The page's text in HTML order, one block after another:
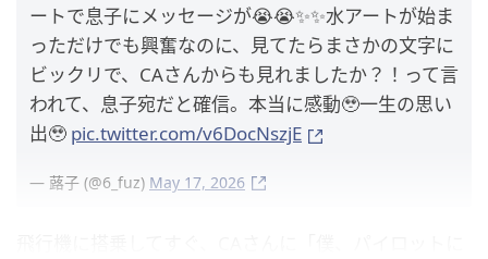
ートで息子にメッセージが😭😭✨✨水アートが始ま
っただけでも興奮なのに、見てたらまさかの文字に
ビックリで、CAさんからも見れましたか？！って言
われて、息子宛だと確信。本当に感動🥹一生の思い
出🥹 pic.twitter.com/v6DocNszjE
— 蕗子 (@6_fuz) May 17, 2026